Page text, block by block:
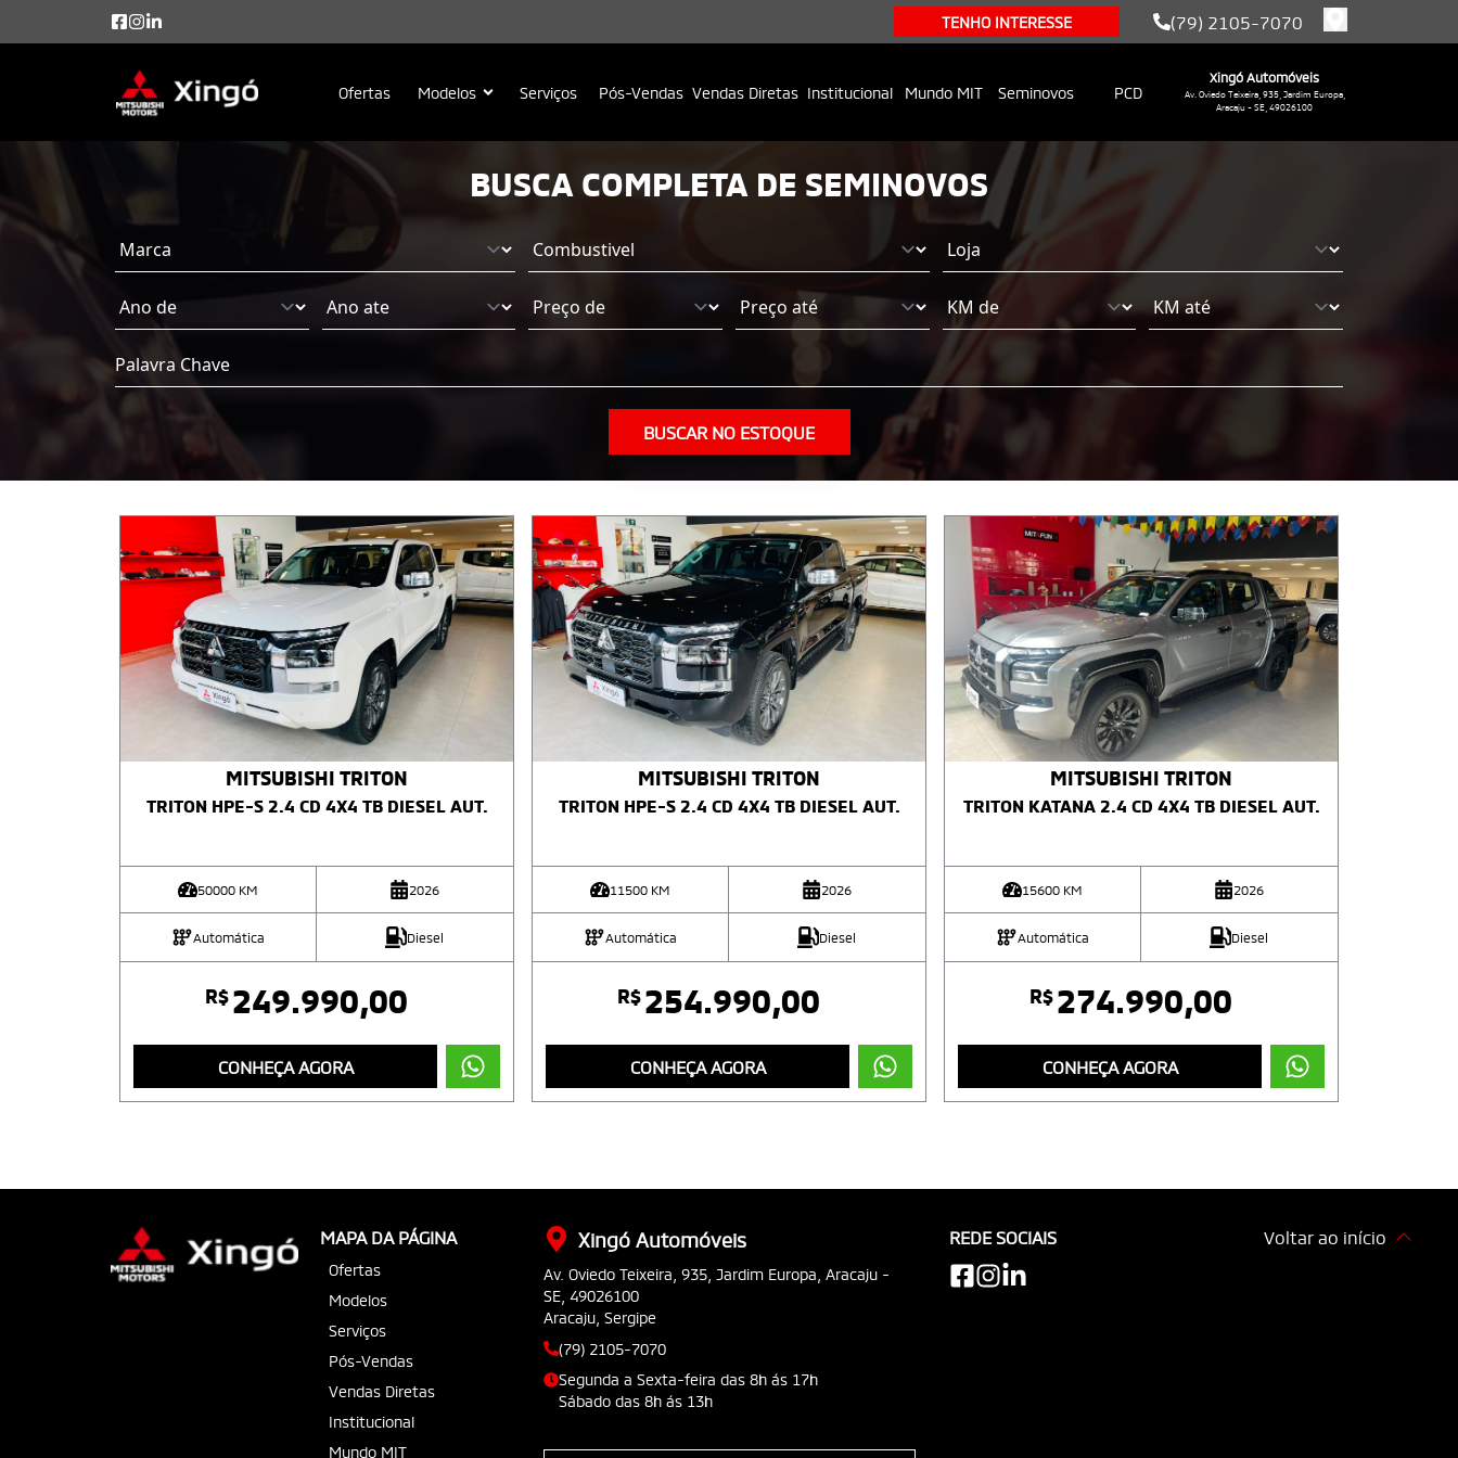
TENHO INTERESSE (79) 2105-7070
Ofertas Modelos Serviços Pós-Vendas Vendas Diretas Institucional Mundo MIT Seminovos PCD
Xingó Automóveis
Av. Oviedo Teixeira, 935, Jardim Europa,
Aracaju - SE, 49026100
BUSCA COMPLETA DE SEMINOVOS
BUSCAR NO ESTOQUE
MITSUBISHI TRITON
TRITON HPE-S 2.4 CD 4X4 TB DIESEL AUT.
50000 KM 2026
Automática Diesel
R$249.990,00
CONHEÇA AGORA
MITSUBISHI TRITON
TRITON HPE-S 2.4 CD 4X4 TB DIESEL AUT.
11500 KM 2026
Automática Diesel
R$254.990,00
CONHEÇA AGORA
MITSUBISHI TRITON
TRITON KATANA 2.4 CD 4X4 TB DIESEL AUT.
15600 KM 2026
Automática Diesel
R$274.990,00
CONHEÇA AGORA
MAPA DA PÁGINA
Ofertas
Modelos
Serviços
Pós-Vendas
Vendas Diretas
Institucional
Mundo MIT
Xingó Automóveis
Av. Oviedo Teixeira, 935, Jardim Europa, Aracaju -
SE, 49026100
Aracaju, Sergipe
(79) 2105-7070
Segunda a Sexta-feira das 8h ás 17h
Sábado das 8h ás 13h
REDE SOCIAIS Voltar ao início